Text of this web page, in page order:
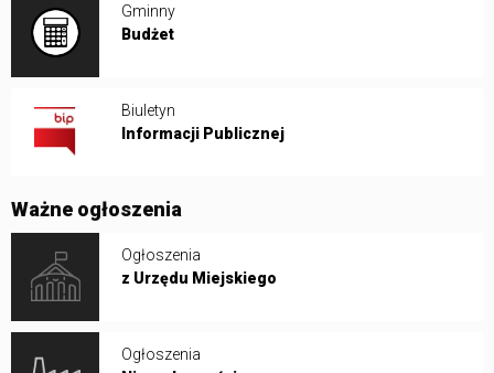
Gminny
Budżet
Biuletyn
Informacji Publicznej
Ważne ogłoszenia
Ogłoszenia
z Urzędu Miejskiego
Ogłoszenia